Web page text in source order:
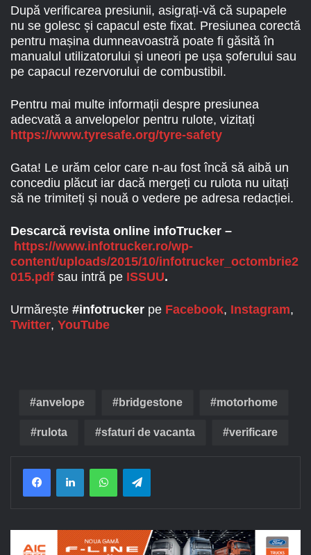
După verificarea presiunii, asigrați-vă că supapele
nu se golesc și capacul este fixat. Presiunea corectă
pentru mașina dumneavoastră poate fi găsită în
manualul utilizatorului și uneori pe ușa șoferului sau
pe capacul rezervorului de combustibil.
Pentru mai multe informații despre presiunea
adecvată a anvelopelor pentru rulote, vizitați
https://www.tyresafe.org/tyre-safety
Gata! Le urăm celor care n-au fost încă să aibă un
concediu plăcut iar dacă mergeți cu rulota nu uitați
să ne trimiteți și nouă o vedere pe adresa redacției.
Descarcă revista online infoTrucker –
https://www.infotrucker.ro/wp-
content/uploads/2015/10/infotrucker_octombrie2
015.pdf sau intră pe ISSUU.
Urmărește #infotrucker pe Facebook, Instagram,
Twitter, YouTube
anvelope bridgestone motorhome
rulota sfaturi de vacanta verificare